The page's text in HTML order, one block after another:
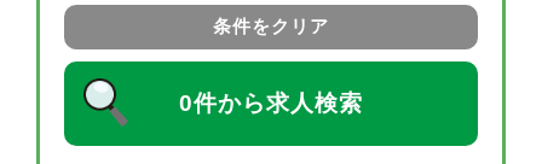
条件をクリア
0件から求人検索